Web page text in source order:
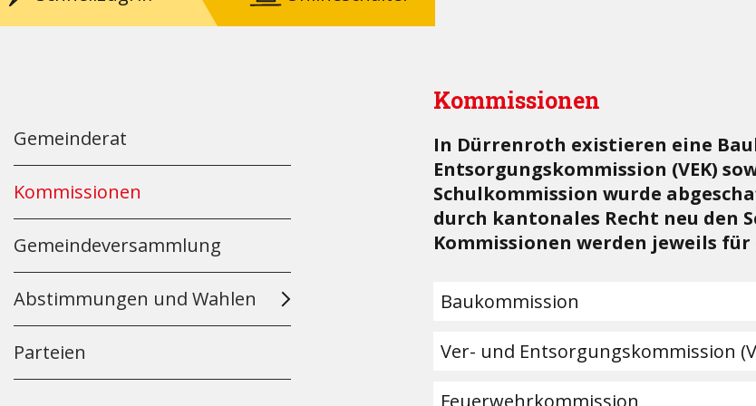
Gemeinderat
Kommissionen
Gemeindeversammlung
Abstimmungen und Wahlen
Parteien
Kommissionen
In Dürrenroth existieren eine
Entsorgungskommission (VEK)
Schulkommission wurde
durch kantonales Recht neu den
Kommissionen werden jeweils
Baukommission
Ver- und Entsorgungskommission
Feuerwehrkommission